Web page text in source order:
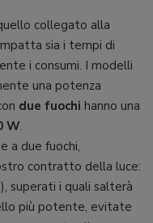
collegato alla
sia i tempi di
i consumi. I modelli
una potenza
due fuochi hanno una
W.
a due fuochi,
contratto della luce:
), superati i quali salterà
più potente, evitate